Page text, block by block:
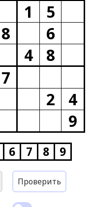
1
5
8
6
4
8
7
2
4
9
6 7 8 9
Проверить